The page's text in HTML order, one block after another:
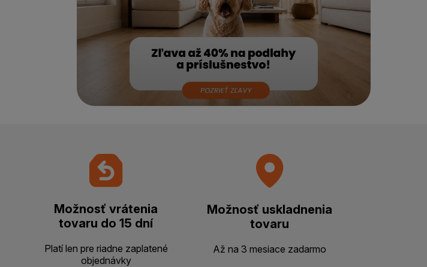
Možnosť vrátenia
tovaru do 15 dní
Platí len pre riadne zaplatené
objednávky
Možnosť uskladnenia
tovaru
Až na 3 mesiace zadarmo